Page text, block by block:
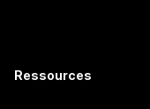
Ressources